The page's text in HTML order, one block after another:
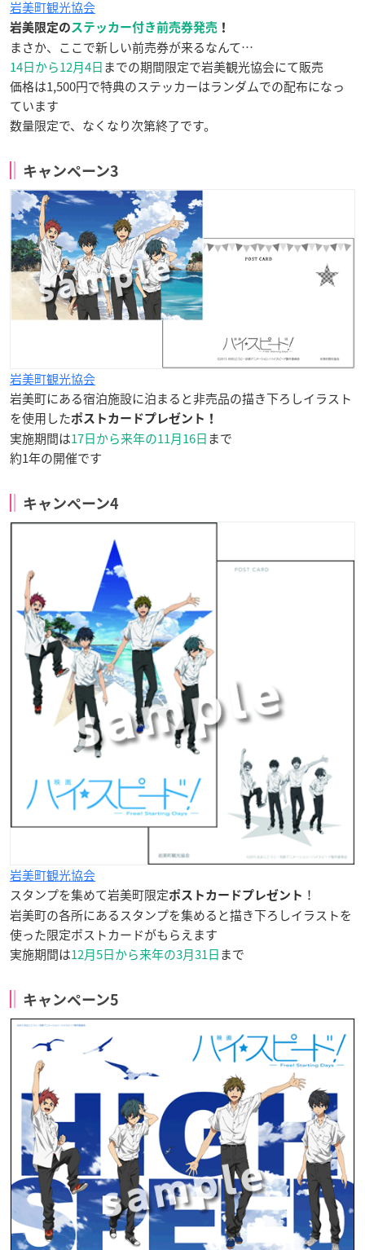
岩美町観光協会
岩美限定の ステッカー付き前売券発売 ！
まさか、ここで新しい前売券が来るなんて…
14日から12月4日までの期間限定で岩美観光協会にて販売
価格は1,500円で特典のステッカーはランダムでの配布になっ
ています
数量限定で、なくなり次第終了です。
キャンペーン3
岩美町観光協会
岩美町にある宿泊施設に泊まると非売品の描き下ろしイラスト
を使用したポストカードプレゼント！
実施期間は17日から来年の11月16日まで
約1年の開催です
キャンペーン4
岩美町観光協会
スタンプを集めて岩美町限定ポストカードプレゼント ！
岩美町の各所にあるスタンプを集めると描き下ろしイラストを
使った限定ポストカードがもらえます
実施期間は12月5日から来年の3月31日まで
キャンペーン5